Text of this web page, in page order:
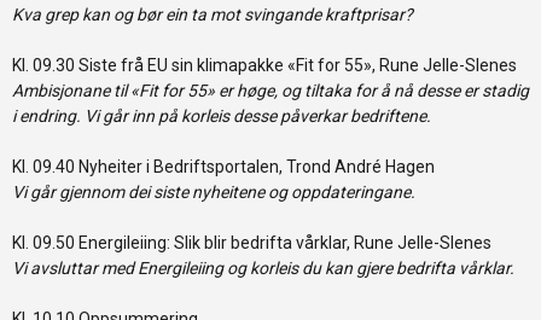
Kva grep kan og bør ein ta mot svingande kraftprisar?
Kl. 09.30 Siste frå EU sin klimapakke «Fit for 55», Rune Jelle-Slenes
Ambisjonane til «Fit for 55» er høge, og tiltaka for å nå desse er stadig
i endring. Vi går inn på korleis desse påverkar bedriftene.
Kl. 09.40 Nyheiter i Bedriftsportalen, Trond André Hagen
Vi går gjennom dei siste nyheitene og oppdateringane.
Kl. 09.50 Energileiing: Slik blir bedrifta vårklar, Rune Jelle-Slenes
Vi avsluttar med Energileiing og korleis du kan gjere bedrifta vårklar.